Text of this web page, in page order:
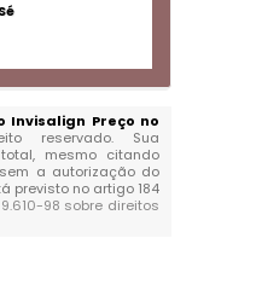
Sé
Invisalign Preço no
reservado. Sua
mesmo citando
a autorização do
previsto no artigo 184
9.610-98 sobre direitos